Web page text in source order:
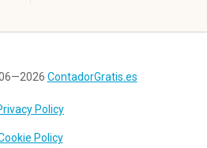
ContadorGratis.es
Policy
Policy